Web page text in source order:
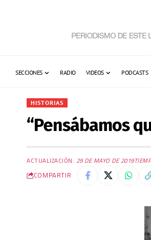
SECCIONES RADIO VIDEOS PODCASTS
HISTORIAS
“Pensábamos
ACTUALIZACIÓN: 29 DE MAYO DE 2019
COMPARTIR